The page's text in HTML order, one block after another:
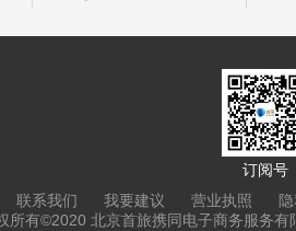
订阅号
联系我们 我要建议 营业执照
所有©2020 北京首旅携同电子商务服务有